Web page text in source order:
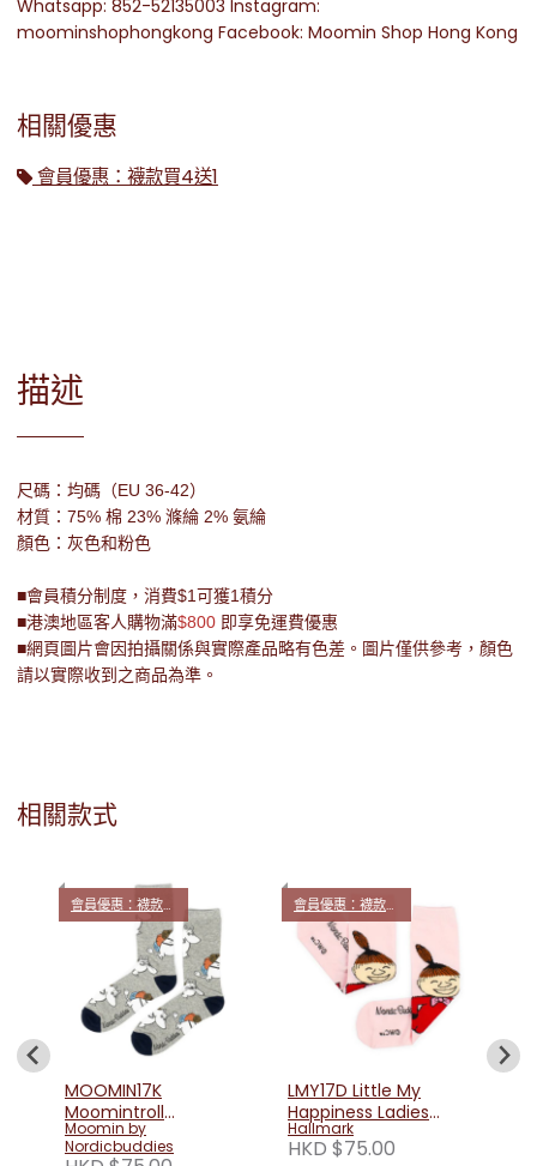
Whatsapp: 852-52135003 Instagram:
moominshophongkong Facebook: Moomin Shop Hong Kong
相關優惠
會員優惠：襪款買4送1
描述
尺碼：均碼（EU 36-42）
材質：75% 棉 23% 滌綸 2% 氨綸
顏色：灰色和粉色
■會員積分制度，消費$1可獲1積分
■港澳地區客人購物滿$800 即享免運費優惠
■網頁圖片會因拍攝關係與實際產品略有色差。圖片僅供參考，顏色
請以實際收到之商品為準。
相關款式
會員優惠：襪款買4送1
Moomin by
Nordicbuddies
MOOMIN17K
Moomintroll
Adventuring Men
Socks - Grey
會員優惠：襪款買4送1
Hallmark
LMY17D Little My
Happiness Ladies
Socks - Pink
HKD $75.00